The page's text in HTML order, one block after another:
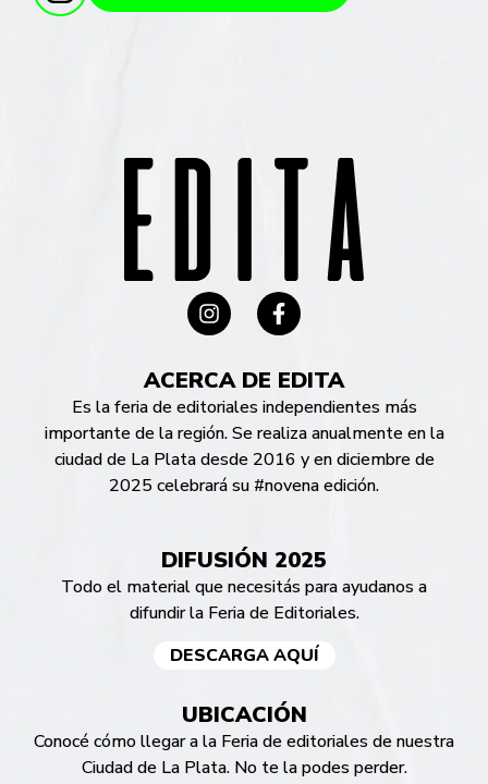
ACERCA DE EDITA
Es la feria de editoriales independientes más
importante de la región. Se realiza anualmente en la
ciudad de La Plata desde 2016 y en diciembre de
2025 celebrará su #novena edición.
DIFUSIÓN 2025
Todo el material que necesitás para ayudanos a
difundir la Feria de Editoriales.
DESCARGA AQUÍ
UBICACIÓN
Conocé cómo llegar a la Feria de editoriales de nuestra
Ciudad de La Plata. No te la podes perder.